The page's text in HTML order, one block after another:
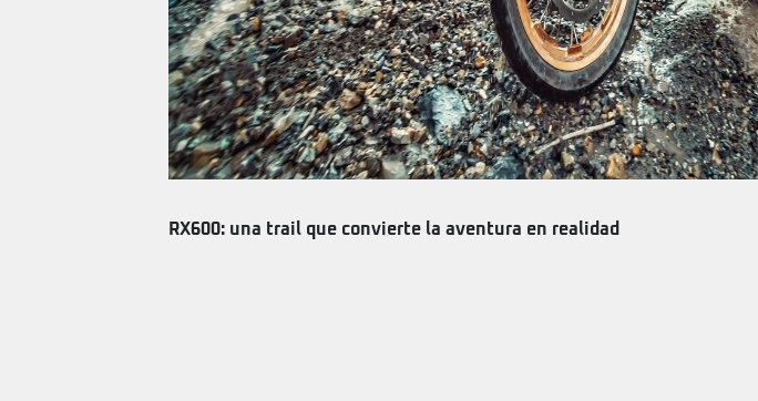
RX600: una trail que convierte la aventura en realidad